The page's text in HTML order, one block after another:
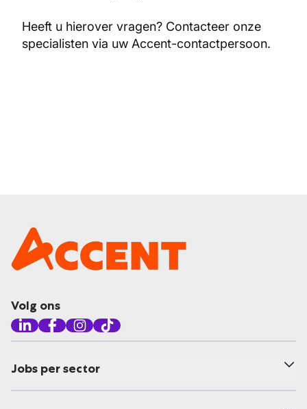
Heeft u hierover vragen? Contacteer onze
specialisten via uw Accent-contactpersoon.
Volg ons
Jobs per sector